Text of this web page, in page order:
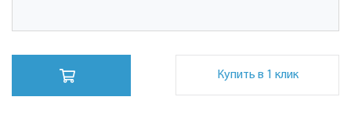
Купить в 1 клик